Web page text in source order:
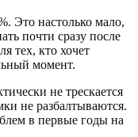
Это настолько мало,
почти сразу после
тех, кто хочет
момент.
не трескается
не разбалтываются.
в первые годы на